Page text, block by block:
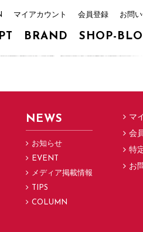
マイアカウント 会員登録 お問
BRAND SHOP-
NEWS
お知らせ
EVENT
メディア掲載情報
TIPS
COLUMN
マ
会
特
お